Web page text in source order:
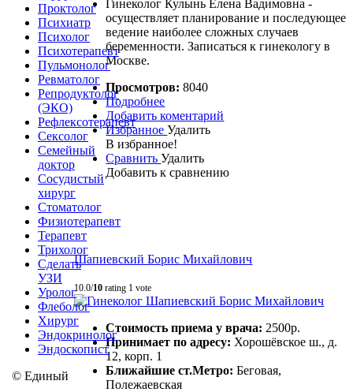
Гинеколог Кулынь Елена Вадимовна -
осуществляет планирование и последующее
ведение наиболее сложных случаев
беременности. Записаться к гинекологу в
Москве.
Просмотров:8040
Подробнее
Добавить коментарий
ИзбранноеУдалить
В избранное!
СравнитьУдалить
Добавить к сравнению
Шапиевский Борис Михайлович
10.0/10 rating 1 vote
Стоимость приема у врача: 2500р.
Принимает по адресу: Хорошёвское ш., д.
12, корп. 1
Ближайшие ст.Метро:Беговая,
Полежаевская
Проктолог
Психиатр
Психолог
Психотерапевт
Пульмонолог
Ревматолог
Репродуктолог
(ЭКО)
Рефлексотерапевт
Сексолог
Семейный
доктор
Сосудистый
хирург
Стоматолог
Физиотерапевт
Терапевт
Трихолог
Сделать
УЗИ
Уролог
Флеболог
Хирург
Эндокринолог
Эндоскопист
©Единый